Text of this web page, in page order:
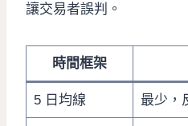
讓交易者誤判。
時間框架
5 日均線 最少，